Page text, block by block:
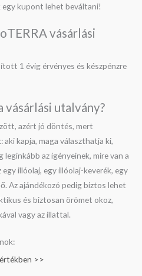
egy kupont lehet beváltani!
vásárlási
1 évig érvényes és készpénzre
vásárlási utalvány?
azért jó döntés, mert
kapja, maga választhatja ki,
az igényeinek, mire van a
illóolaj, egy illóolaj-keverék, egy
Az ajándékozó pedig biztos lehet
és biztosan örömet okoz,
vagy az illattal.
>>